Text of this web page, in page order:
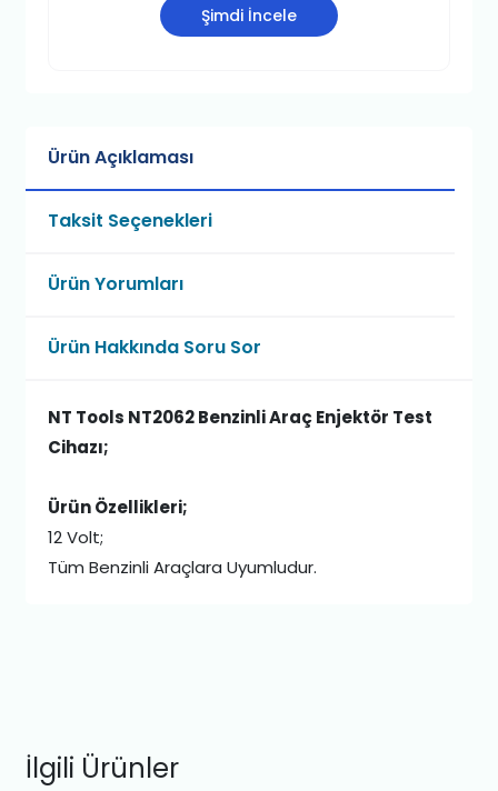
Şimdi İncele
Ürün Açıklaması
Taksit Seçenekleri
Ürün Yorumları
Ürün Hakkında Soru Sor
NT Tools NT2062 Benzinli Araç Enjektör Test
Cihazı;
Ürün Özellikleri;
12 Volt;
Tüm Benzinli Araçlara Uyumludur.
İlgili Ürünler